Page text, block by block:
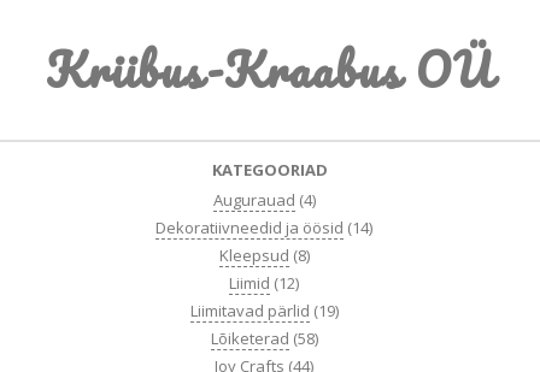
contentKriibus-Kraabus OÜ
KATEGOORIAD
Augurauad (4)
Dekoratiivneedid ja öösid (14)
Kleepsud (8)
Liimid (12)
Liimitavad pärlid (19)
Lõiketerad (58)
Joy Crafts (44)